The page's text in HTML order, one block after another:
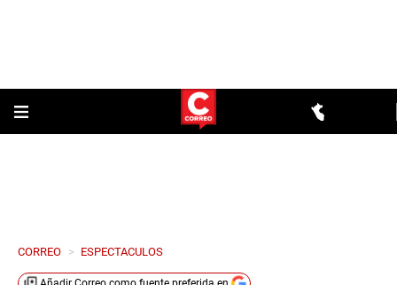
CORREO > ESPECTACULOS